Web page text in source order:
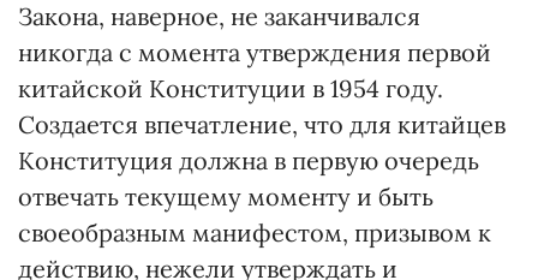
Закона, наверное, не заканчивался
никогда с момента утверждения первой
китайской Конституции в 1954 году.
Создается впечатление, что для китайцев
Конституция должна в первую очередь
отвечать текущему моменту и быть
своеобразным манифестом, призывом к
действию, нежели утверждать и